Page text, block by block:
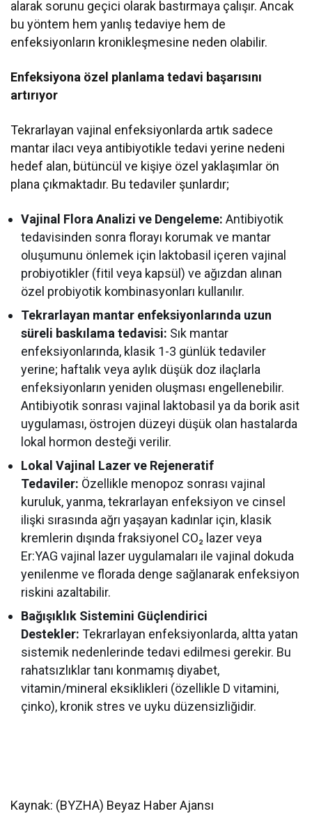
alarak sorunu geçici olarak bastırmaya çalışır. Ancak
bu yöntem hem yanlış tedaviye hem de
enfeksiyonların kronikleşmesine neden olabilir.
Enfeksiyona özel planlama tedavi başarısını
artırıyor
Tekrarlayan vajinal enfeksiyonlarda artık sadece
mantar ilacı veya antibiyotikle tedavi yerine nedeni
hedef alan, bütüncül ve kişiye özel yaklaşımlar ön
plana çıkmaktadır. Bu tedaviler şunlardır;
Vajinal Flora Analizi ve Dengeleme:Antibiyotik
tedavisinden sonra florayı korumak ve mantar
oluşumunu önlemek için laktobasil içeren vajinal
probiyotikler (fitil veya kapsül) ve ağızdan alınan
özel probiyotik kombinasyonları kullanılır.
Tekrarlayan mantar enfeksiyonlarında uzun
süreli baskılama tedavisi: Sık mantar
enfeksiyonlarında, klasik 1-3 günlük tedaviler
yerine; haftalık veya aylık düşük doz ilaçlarla
enfeksiyonların yeniden oluşması engellenebilir.
Antibiyotik sonrası vajinal laktobasil ya da borik asit
uygulaması, östrojen düzeyi düşük olan hastalarda
lokal hormon desteği verilir.
Lokal Vajinal Lazer ve Rejeneratif
Tedaviler: Özellikle menopoz sonrası vajinal
kuruluk, yanma, tekrarlayan enfeksiyon ve cinsel
ilişki sırasında ağrı yaşayan kadınlar için, klasik
kremlerin dışında fraksiyonel CO₂ lazer veya
Er:YAG vajinal lazer uygulamaları ile vajinal dokuda
yenilenme ve florada denge sağlanarak enfeksiyon
riskini azaltabilir.
Bağışıklık Sistemini Güçlendirici
Destekler:Tekrarlayan enfeksiyonlarda, altta yatan
sistemik nedenlerinde tedavi edilmesi gerekir. Bu
rahatsızlıklar tanı konmamış diyabet,
vitamin/mineral eksiklikleri (özellikle D vitamini,
çinko), kronik stres ve uyku düzensizliğidir.
Kaynak: (BYZHA) Beyaz Haber Ajansı